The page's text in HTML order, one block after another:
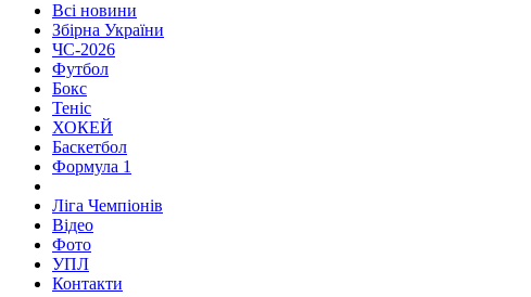
Всі новини
Збірна України
ЧС-2026
Футбол
Бокс
Теніс
ХОКЕЙ
Баскетбол
Формула 1
Ліга Чемпіонів
Відео
Фото
УПЛ
Контакти